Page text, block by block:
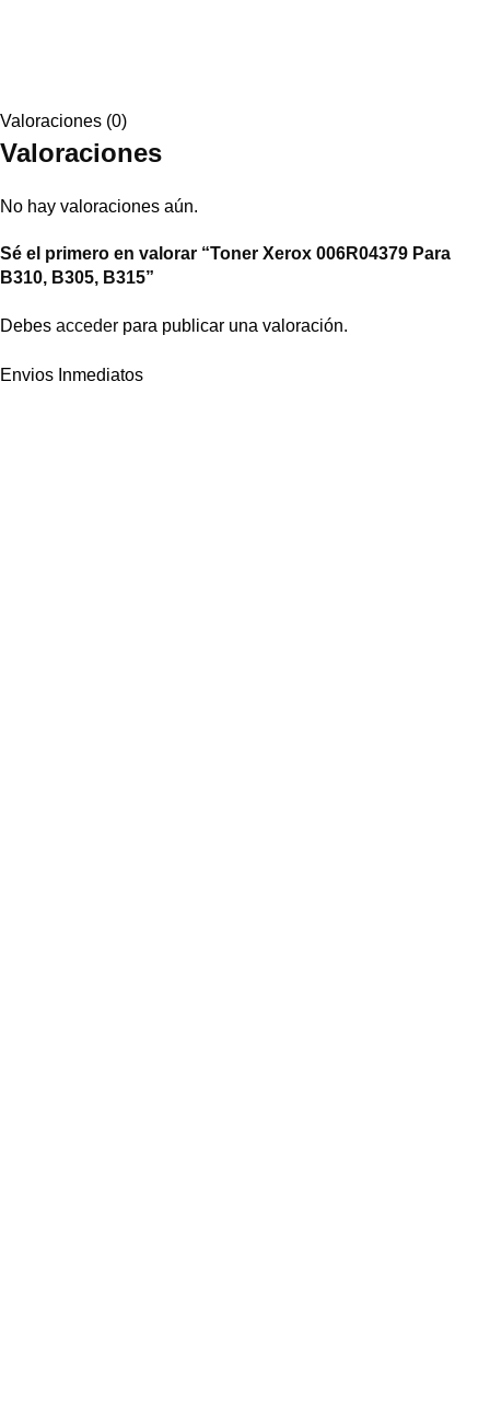
Valoraciones (0)
Valoraciones
No hay valoraciones aún.
Sé el primero en valorar “Toner Xerox 006R04379 Para
B310, B305, B315”
Debes acceder para publicar una valoración.
Envios Inmediatos